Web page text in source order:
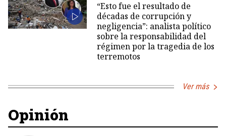
“Esto fue el resultado de
décadas de corrupción y
negligencia”: analista político
sobre la responsabilidad del
régimen por la tragedia de los
terremotos
Ver más
Opinión